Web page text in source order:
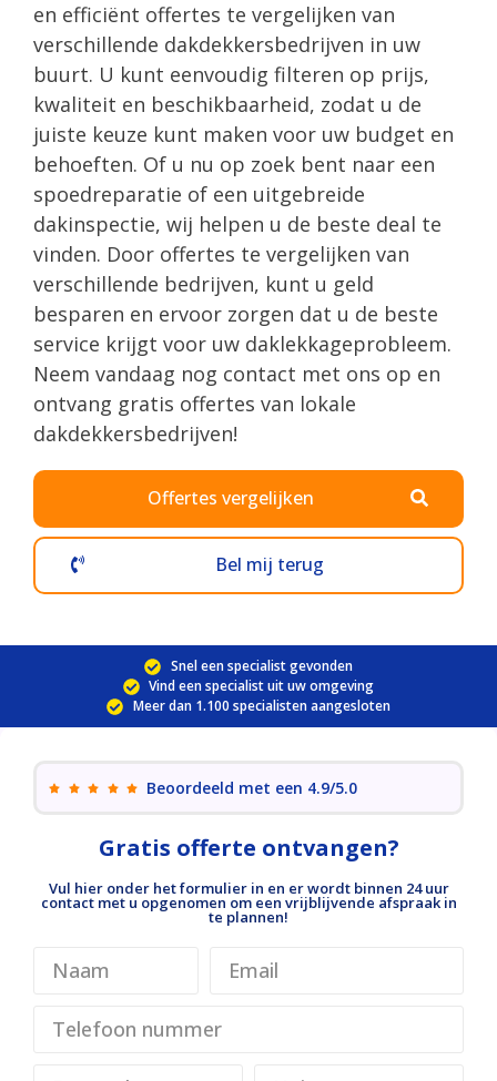
en efficiënt offertes te vergelijken van
verschillende dakdekkersbedrijven in uw
buurt. U kunt eenvoudig filteren op prijs,
kwaliteit en beschikbaarheid, zodat u de
juiste keuze kunt maken voor uw budget en
behoeften. Of u nu op zoek bent naar een
spoedreparatie of een uitgebreide
dakinspectie, wij helpen u de beste deal te
vinden. Door offertes te vergelijken van
verschillende bedrijven, kunt u geld
besparen en ervoor zorgen dat u de beste
service krijgt voor uw daklekkageprobleem.
Neem vandaag nog contact met ons op en
ontvang gratis offertes van lokale
dakdekkersbedrijven!
Offertes vergelijken
Bel mij terug
Snel een specialist gevonden
Vind een specialist uit uw omgeving
Meer dan 1.100 specialisten aangesloten
Beoordeeld met een 4.9/5.0
Gratis offerte ontvangen?
Vul hier onder het formulier in en er wordt binnen 24 uur
contact met u opgenomen om een vrijblijvende afspraak in
te plannen!